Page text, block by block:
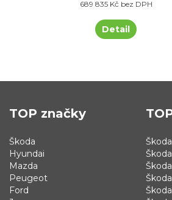
689 835 Kč bez DPH
Detail
TOP značky
Škoda
Hyundai
Mazda
Peugeot
Ford